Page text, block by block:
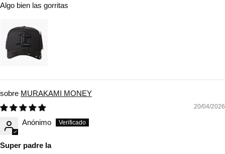
Algo bien las gorritas
MURAKAMI MONEY
20/04/2026
Anónimo
Super padre la